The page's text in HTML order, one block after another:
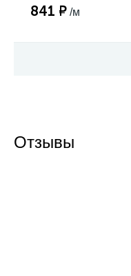
841 ₽ /м
Отзывы